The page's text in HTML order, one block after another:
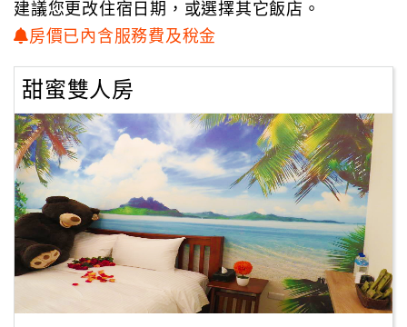
顧
滿
意
度
訂
單
理
會
建議您更改住宿日期，或選擇其它飯店。
房價已內含服務費及稅金
甜蜜雙人房